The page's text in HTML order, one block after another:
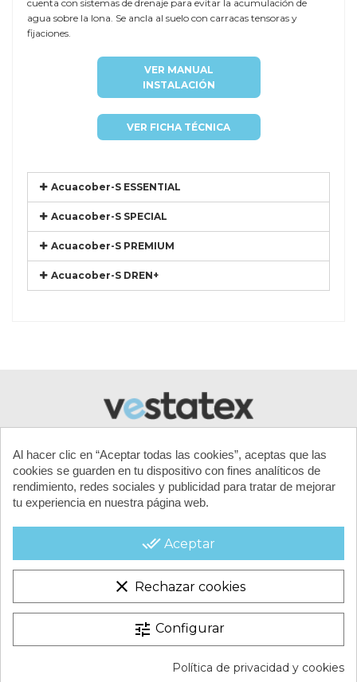
cuenta con sistemas de drenaje para evitar la acumulación de
agua sobre la lona. Se ancla al suelo con carracas tensoras y
fijaciones.
VER MANUAL
INSTALACIÓN
VER FICHA TÉCNICA
Acuacober-S ESSENTIAL
Acuacober-S SPECIAL
Acuacober-S PREMIUM
Acuacober-S DREN+
CONTACTA CON NOSOTROS
CONDICIONES COMERCIALES
Aviso legal |
Términos y condiciones |
Política de Privacidad | Mapa del Sitio
Al hacer clic en “Aceptar todas las cookies”, aceptas que las
cookies se guarden en tu dispositivo con fines analíticos de
rendimiento, redes sociales y publicidad para tratar de mejorar
tu experiencia en nuestra página web.
done_all Aceptar
clear Rechazar cookies
tune Configurar
Política de privacidad y cookies